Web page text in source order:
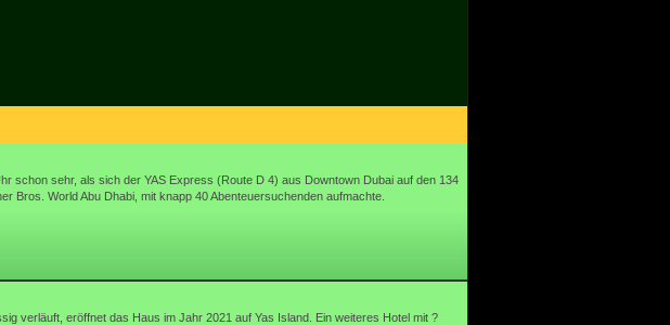
schon sehr, als sich der YAS Express (Route D 4) aus Downtown Dubai auf den 134
Bros. World Abu Dhabi, mit knapp 40 Abenteuersuchenden aufmachte.
verläuft, eröffnet das Haus im Jahr 2021 auf Yas Island. Ein weiteres Hotel mit ?